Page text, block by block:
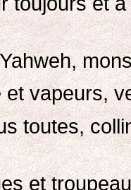
vapeurs,
toutes,
et